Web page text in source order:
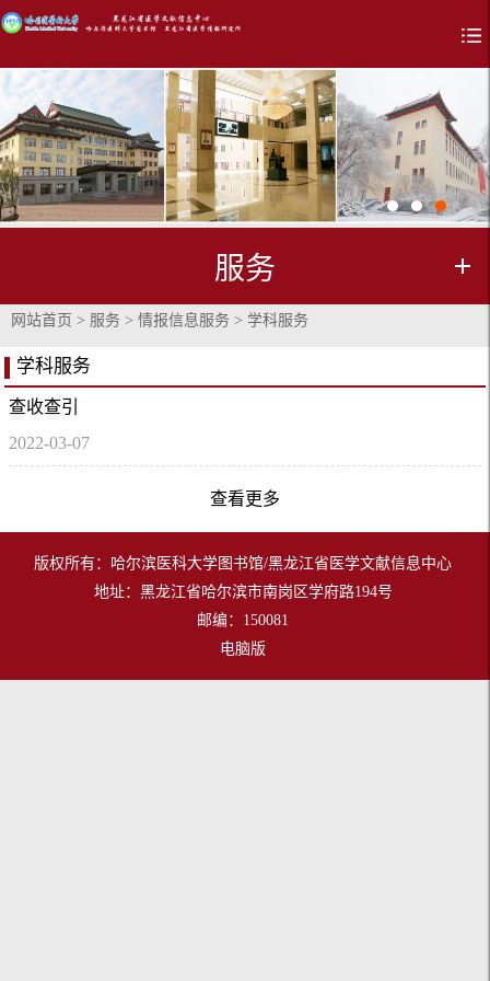
服务
网站首页 > 服务 > 情报信息服务 > 学科服务
学科服务
​查收查引
2022-03-07
查看更多
版权所有：哈尔滨医科大学图书馆/黑龙江省医学文献信息中心
地址：黑龙江省哈尔滨市南岗区学府路194号
邮编：150081
电脑版